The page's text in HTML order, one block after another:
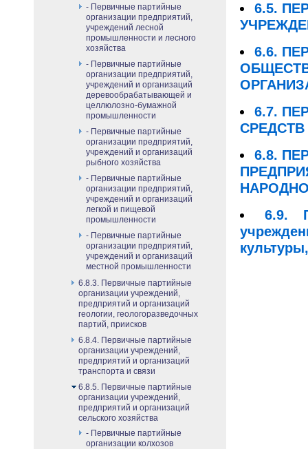
- Первичные партийные
организации предприятий,
учреждений лесной
промышленности и лесного
хозяйства
- Первичные партийные
организации предприятий,
учреждений и организаций
деревообрабатывающей и
целлюлозно-бумажной
промышленности
- Первичные партийные
организации предприятий,
учреждений и организаций
рыбного хозяйства
- Первичные партийные
организации предприятий,
учреждений и организаций
легкой и пищевой
промышленности
- Первичные партийные
организации предприятий,
учреждений и организаций
местной промышленности
6.8.3. Первичные партийные
организации учреждений,
предприятий и организаций
геологии, геологоразведочных
партий, приисков
6.8.4. Первичные партийные
организации учреждений,
предприятий и организаций
транспорта и связи
6.8.5. Первичные партийные
организации учреждений,
предприятий и организаций
сельского хозяйства
- Первичные партийные
организации колхозов
6.5.
6.6.
6.7.
6.8.
6.9.